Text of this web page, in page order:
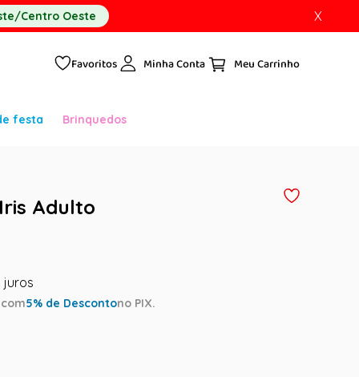
Centro Oeste X
Favoritos Minha Conta
festa Brinquedos
Adulto
com5% de Descontono PIX.